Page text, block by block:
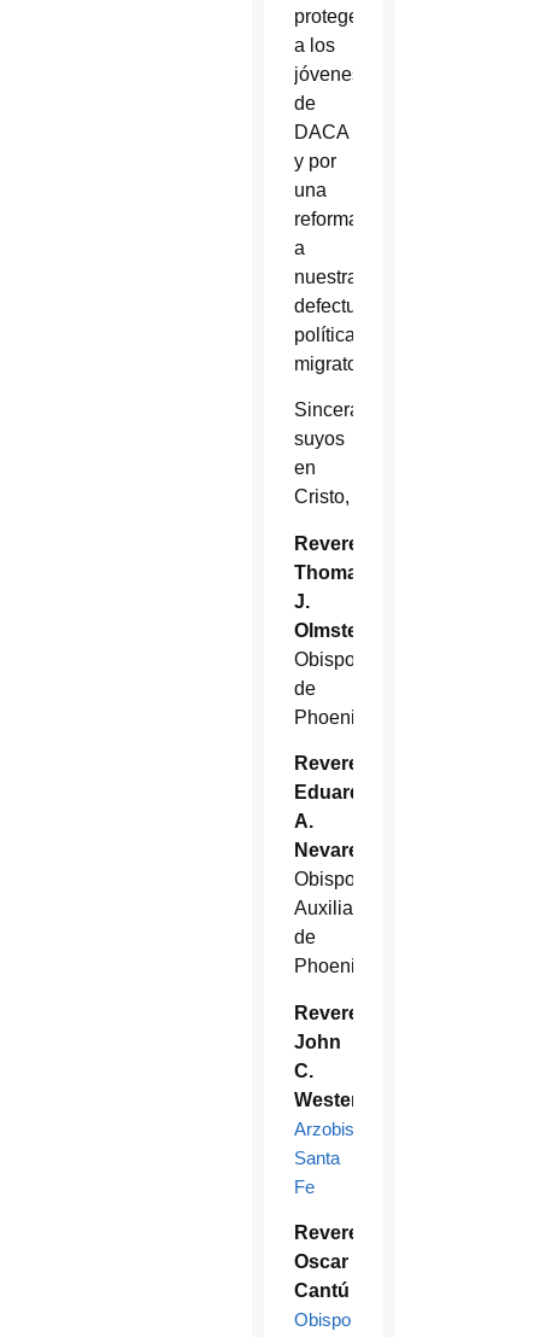
proteger
a los
jóvenes
de
DACA
y por
una
reforma
a
nuestras
defectuosas
políticas
migratorias.
Sinceramente
suyos
en
Cristo,
Reverendísimo
Thomas
J.
Olmsted
Obispo
de
Phoenix
Reverendísimo
Eduardo
A.
Nevares
Obispo
Auxiliar
de
Phoenix
Reverendísimo
John
C.
Wester
Arzobispo de
Santa
Fe
Reverendísimo
Oscar
Cantú
Obispo